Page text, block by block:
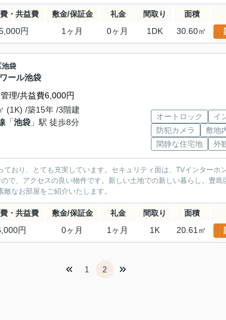
・共益費 敷金/保証金 礼金 間取り 面積
円 1ヶ月 0ヶ月 1DK 30.60㎡
池袋
ール池袋
管理/共益費6,000円
(1K) /築15年 /3階建
「池袋 」駅 徒歩8分
オートロック
イ
防犯カメラ
敷地
閑静な住宅地
外
おり、とても充実しています。セキュリティ面は、TVインターホ
で、アクセスの良い物件です。新しい土地での新しい暮らし。豊
なお部屋をご紹介いたします。
・共益費 敷金/保証金 礼金 間取り 面積
円 0ヶ月 1ヶ月 1K 20.61㎡
1 2